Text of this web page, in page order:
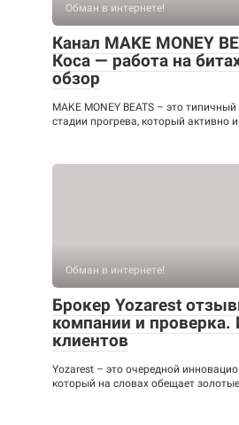
Обман в интернете!
Канал MAKE MONEY
Коса — работа на
обзор
MAKE MONEY BEATS – это
стадии прогрева, который активно
Обман в интернете!
Брокер Yozarest
компании и проверка.
клиентов
Yozarest – это очередной
который на словах обещает